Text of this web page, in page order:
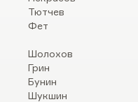
Тютчев
Фет
Шолохов
Грин
Бунин
Шукшин